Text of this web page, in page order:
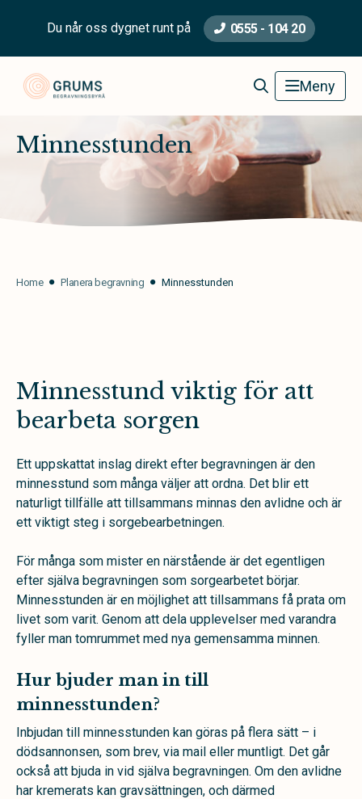
Du når oss dygnet runt på 0555 - 104 20
Meny
Minnesstunden
Home Planera begravning Minnesstunden
Minnesstund viktig för att
bearbeta sorgen
Ett uppskattat inslag direkt efter begravningen är den
minnesstund som många väljer att ordna. Det blir ett
naturligt tillfälle att tillsammans minnas den avlidne och är
ett viktigt steg i sorgebearbetningen.
För många som mister en närstående är det egentligen
efter själva begravningen som sorgearbetet börjar.
Minnesstunden är en möjlighet att tillsammans få prata om
livet som varit. Genom att dela upplevelser med varandra
fyller man tomrummet med nya gemensamma minnen.
Hur bjuder man in till
minnesstunden?
Inbjudan till minnesstunden kan göras på flera sätt – i
dödsannonsen, som brev, via mail eller muntligt. Det går
också att bjuda in vid själva begravningen. Om den avlidne
har kremerats kan gravsättningen, och därmed